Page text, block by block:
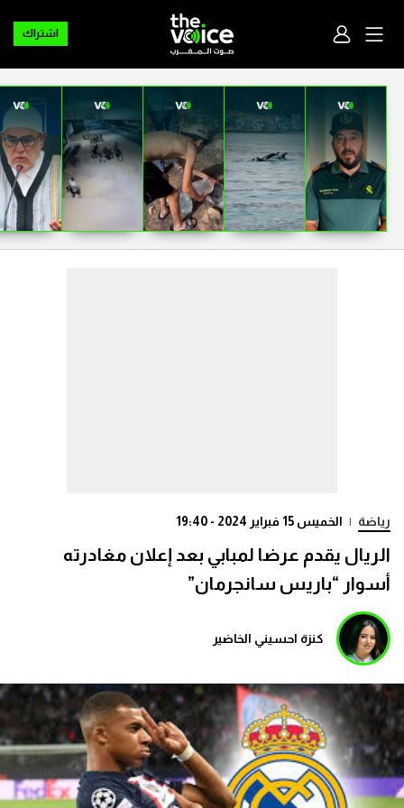
اشتراك
رياضة | الخميس 15 فبراير 2024 - 19:40
الريال يقدم عرضا لمبابي بعد إعلان مغادرته
أسوار “باريس سانجرمان”
كنزة احسيني الخاضير